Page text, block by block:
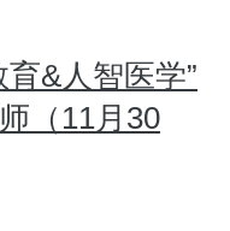
育&人智医学”
（11月30